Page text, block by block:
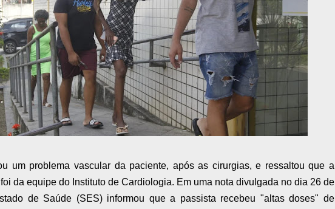
um problema vascular da paciente, após as cirurgias, e ressaltou que a
da equipe do Instituto de Cardiologia. Em uma nota divulgada no dia 26 de
de Saúde (SES) informou que a passista recebeu "altas doses" de